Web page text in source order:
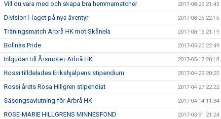
Vill du vara med och skapa bra hemmamatcher 2017-08-29 21:43
Division1-laget på nya äventyr 2017-08-25 22:16
Träningsmatch Arbrå HK mot Skånela 2017-08-16 21:19
Bollnäs Pride 2017-05-20 22:49
Inbjudan till Årsmöte i Arbrå HK 2017-05-17 20:18
Rossi tilldelades Erikshjälpens stipendium 2017-04-29 20:25
Rossi årets Rosa Hillgren stipendiat 2017-04-27 22:22
Säsongsavlutning för Arbrå HK 2017-04-14 11:34
ROSE-MARIE HILLGRENS MINNESFOND 2017-03-31 21:24